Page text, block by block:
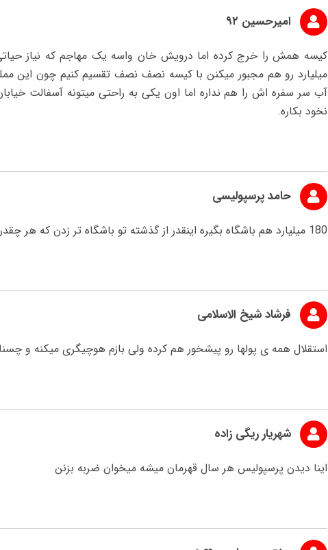
امیرحسین ۹۲
میلیارد رو هم مجبور میکنن با کیسه نصف نصف تقسیم کنیم چون این
آب سر سفره اش را هم نداره اما اون یکی به راحتی میتونه آسفالت
نخود بکاره.
حامد پرسپولیسی
180 میلیارد هم باشگاه بگیره اینقدر از گذشته تو باشگاه تر زدن که هر چقدر بدهی ها رو بدهند تمامی نداره. تف تو ذاتشون
فرشاد شیخ الاسلامی
استقلال همه ی پولها رو پیشخور هم کرده ولی بازم هوچیگری میکنه و
شهریار ریگی زاده
اینا دیدن پرسپولیس هر سال قهرمان میشه میخوان ضربه بزنن